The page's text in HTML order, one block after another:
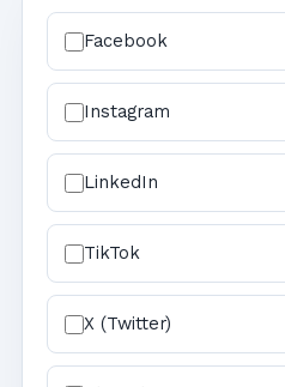
Facebook
Instagram
LinkedIn
TikTok
X (Twitter)